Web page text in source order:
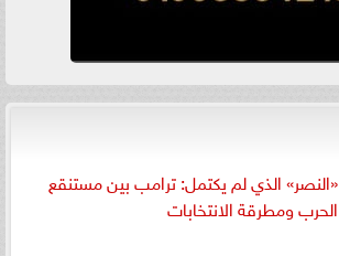
«النصر» الذي لم يكتمل: ترامب بين مستنقع
الحرب ومطرقة الانتخابات